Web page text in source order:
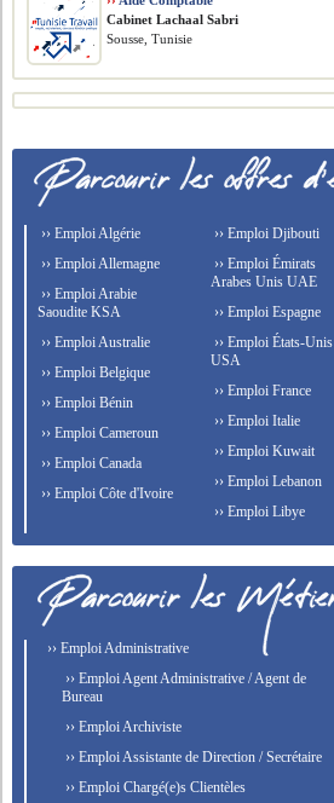
Cabinet Lachaal Sabri
Sousse, Tunisie
›› Emploi Algérie
›› Emploi Allemagne
›› Emploi Arabie
Saoudite KSA
›› Emploi Australie
›› Emploi Belgique
›› Emploi Bénin
›› Emploi Cameroun
›› Emploi Canada
›› Emploi Côte d'Ivoire
›› Emploi Djibouti
›› Emploi Émirats
Arabes Unis UAE
›› Emploi Espagne
›› Emploi États-Unis
USA
›› Emploi France
›› Emploi Italie
›› Emploi Kuwait
›› Emploi Lebanon
›› Emploi Libye
›› Emploi Administrative
›› Emploi Agent Administrative / Agent de
Bureau
›› Emploi Archiviste
›› Emploi Assistante de Direction / Secrétaire
›› Emploi Chargé(e)s Clientèles